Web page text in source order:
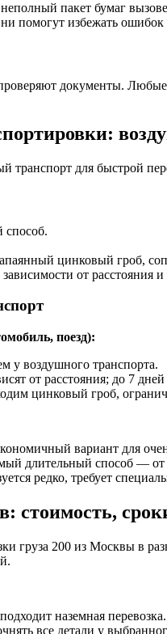
пакет бумаг
помогут избежать ошибок
документы. Любые
для быстрой
цинковый гроб,
зависимости от расстояния
поезд):
у воздушного транспорта.
от расстояния; до 7
цинковый гроб,
вариант для
длительный способ — от
редко, требует
стоимость,
груза 200 из Москвы в
наземная
все детали у